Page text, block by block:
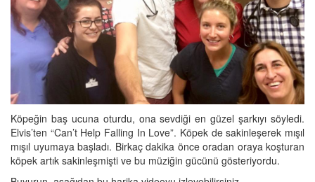
Köpeğin baş ucuna oturdu, ona sevdiği en güzel şarkıyı söyledi.
Elvis’ten “Can’t Help Falling In Love”. Köpek de sakinleşerek mışıl
mışıl uyumaya başladı. Birkaç dakika önce oradan oraya koşturan
köpek artık sakinleşmişti ve bu müziğin gücünü gösteriyordu.